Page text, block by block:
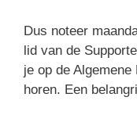
Dus noteer
lid van de
je op de
horen. Een